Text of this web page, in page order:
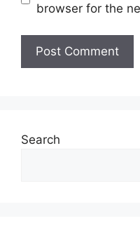
browser for the
Search